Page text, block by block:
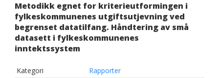
Metodikk egnet for kriterieutformingen i
fylkeskommunenes utgiftsutjevning ved
begrenset datatilfang. Håndtering av små
datasett i fylkeskommunenes
inntektssystem
Kategori
Rapporter